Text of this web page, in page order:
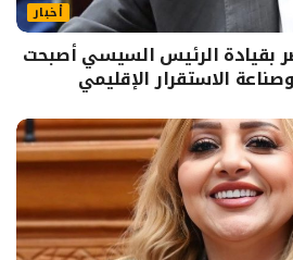
أخبار
بقيادة الرئيس السيسي أصبحت
الاستقرار الإقليمي